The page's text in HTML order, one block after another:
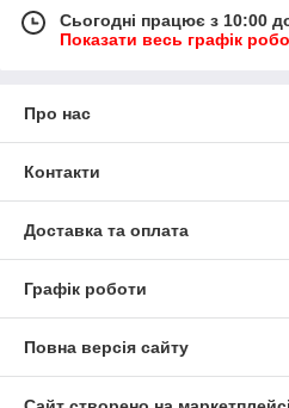
Сьогодні працює з 10:00
Показати весь графік
Про нас
Контакти
Доставка та оплата
Графік роботи
Повна версія сайту